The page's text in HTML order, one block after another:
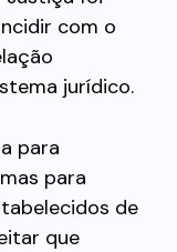
com o
jurídico.
para
para
de
que